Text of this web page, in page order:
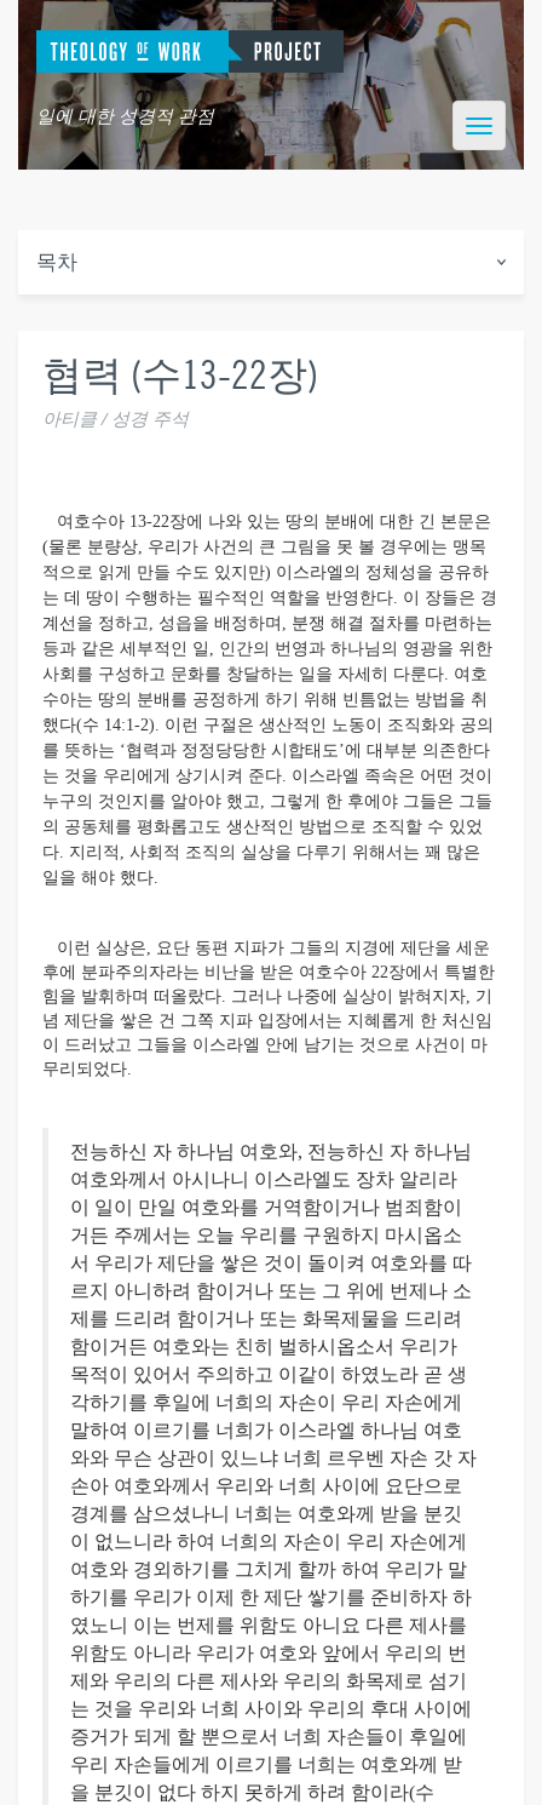
일에 대한 성경적 관점
Toggle
목차
협력 (수13-22장)
아티클 / 성경 주석
여호수아 13-22장에 나와 있는 땅의 분배에 대한 긴 본문은
(물론 분량상, 우리가 사건의 큰 그림을 못 볼 경우에는 맹목
적으로 읽게 만들 수도 있지만) 이스라엘의 정체성을 공유하
는 데 땅이 수행하는 필수적인 역할을 반영한다. 이 장들은 경
계선을 정하고, 성읍을 배정하며, 분쟁 해결 절차를 마련하는
등과 같은 세부적인 일, 인간의 번영과 하나님의 영광을 위한
사회를 구성하고 문화를 창달하는 일을 자세히 다룬다. 여호
수아는 땅의 분배를 공정하게 하기 위해 빈틈없는 방법을 취
했다(수 14:1-2). 이런 구절은 생산적인 노동이 조직화와 공의
를 뜻하는 ‘협력과 정정당당한 시합태도’에 대부분 의존한다
는 것을 우리에게 상기시켜 준다. 이스라엘 족속은 어떤 것이
누구의 것인지를 알아야 했고, 그렇게 한 후에야 그들은 그들
의 공동체를 평화롭고도 생산적인 방법으로 조직할 수 있었
다. 지리적, 사회적 조직의 실상을 다루기 위해서는 꽤 많은
일을 해야 했다.
이런 실상은, 요단 동편 지파가 그들의 지경에 제단을 세운
후에 분파주의자라는 비난을 받은 여호수아 22장에서 특별한
힘을 발휘하며 떠올랐다. 그러나 나중에 실상이 밝혀지자, 기
념 제단을 쌓은 건 그쪽 지파 입장에서는 지혜롭게 한 처신임
이 드러났고 그들을 이스라엘 안에 남기는 것으로 사건이 마
무리되었다.
전능하신 자 하나님 여호와, 전능하신 자 하나님
여호와께서 아시나니 이스라엘도 장차 알리라
이 일이 만일 여호와를 거역함이거나 범죄함이
거든 주께서는 오늘 우리를 구원하지 마시옵소
서 우리가 제단을 쌓은 것이 돌이켜 여호와를 따
르지 아니하려 함이거나 또는 그 위에 번제나 소
제를 드리려 함이거나 또는 화목제물을 드리려
함이거든 여호와는 친히 벌하시옵소서 우리가
목적이 있어서 주의하고 이같이 하였노라 곧 생
각하기를 후일에 너희의 자손이 우리 자손에게
말하여 이르기를 너희가 이스라엘 하나님 여호
와와 무슨 상관이 있느냐 너희 르우벤 자손 갓 자
손아 여호와께서 우리와 너희 사이에 요단으로
경계를 삼으셨나니 너희는 여호와께 받을 분깃
이 없느니라 하여 너희의 자손이 우리 자손에게
여호와 경외하기를 그치게 할까 하여 우리가 말
하기를 우리가 이제 한 제단 쌓기를 준비하자 하
였노니 이는 번제를 위함도 아니요 다른 제사를
위함도 아니라 우리가 여호와 앞에서 우리의 번
제와 우리의 다른 제사와 우리의 화목제로 섬기
는 것을 우리와 너희 사이와 우리의 후대 사이에
증거가 되게 할 뿐으로서 너희 자손들이 후일에
우리 자손들에게 이르기를 너희는 여호와께 받
을 분깃이 없다 하지 못하게 하려 함이라(수